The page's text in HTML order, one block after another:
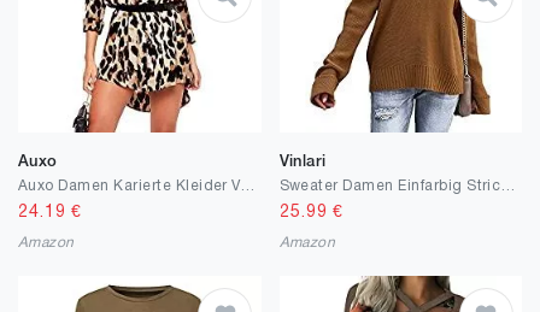
Auxo
Auxo Damen Karierte Kleider V-Ausschnitt Langarm Minikleid Oversize Bluse Tops Hemd
24.19 €
Amazon
Vinlari
25.99 €
Amazon